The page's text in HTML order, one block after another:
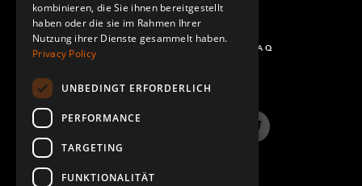
FRAGEN UND ANTWORTEN - FAQ
InstagramTwitter
kombinieren, die Sie ihnen bereitgestellt
haben oder die sie im Rahmen Ihrer
Nutzung ihrer Dienste gesammelt haben.
Privacy Policy
UNBEDINGT ERFORDERLICH
PERFORMANCE
TARGETING
FUNKTIONALITÄT